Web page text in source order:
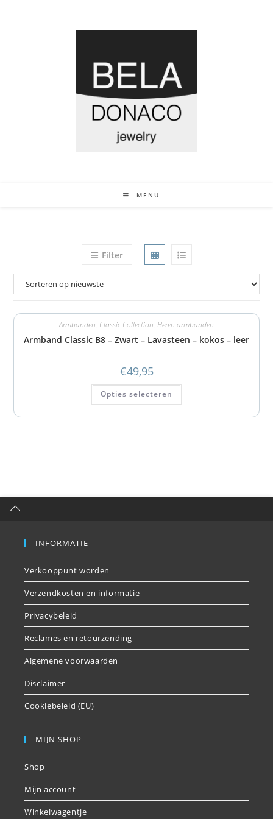
MENU
Filter
Armbanden, Classic Collection, Heren armbanden
Armband Classic B8 – Zwart – Lavasteen – kokos – leer
€49,95
Opties selecteren
INFORMATIE
Verkooppunt worden
Verzendkosten en informatie
Privacybeleid
Reclames en retourzending
Algemene voorwaarden
Disclaimer
Cookiebeleid (EU)
MIJN SHOP
Shop
Mijn account
Winkelwagentje